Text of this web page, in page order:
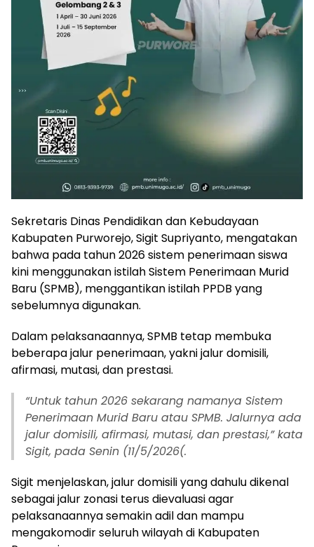
Sekretaris Dinas Pendidikan dan Kebudayaan
Kabupaten Purworejo, Sigit Supriyanto, mengatakan
bahwa pada tahun 2026 sistem penerimaan siswa
kini menggunakan istilah Sistem Penerimaan Murid
Baru (SPMB), menggantikan istilah PPDB yang
sebelumnya digunakan.
Dalam pelaksanaannya, SPMB tetap membuka
beberapa jalur penerimaan, yakni jalur domisili,
afirmasi, mutasi, dan prestasi.
“Untuk tahun 2026 sekarang namanya Sistem
Penerimaan Murid Baru atau SPMB. Jalurnya ada
jalur domisili, afirmasi, mutasi, dan prestasi,” kata
Sigit, pada Senin (11/5/2026(.
Sigit menjelaskan, jalur domisili yang dahulu dikenal
sebagai jalur zonasi terus dievaluasi agar
pelaksanaannya semakin adil dan mampu
mengakomodir seluruh wilayah di Kabupaten